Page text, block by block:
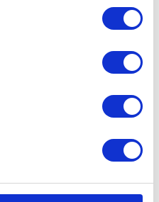
gebunden als
Die Berater